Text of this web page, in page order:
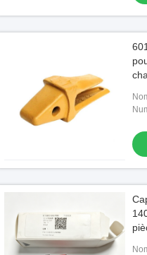
Obtenez le